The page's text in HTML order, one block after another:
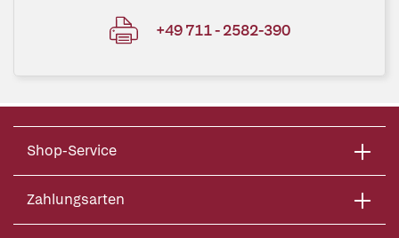
+49 711 - 2582-390
Shop-Service
Zahlungsarten